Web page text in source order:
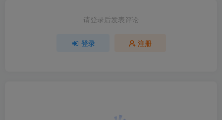
请登录后发表评论
登录 注册